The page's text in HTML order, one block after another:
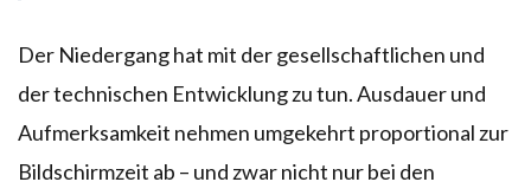
Der Niedergang hat mit der gesellschaftlichen und
der technischen Entwicklung zu tun. Ausdauer und
Aufmerksamkeit nehmen umgekehrt proportional zur
Bildschirmzeit ab – und zwar nicht nur bei den